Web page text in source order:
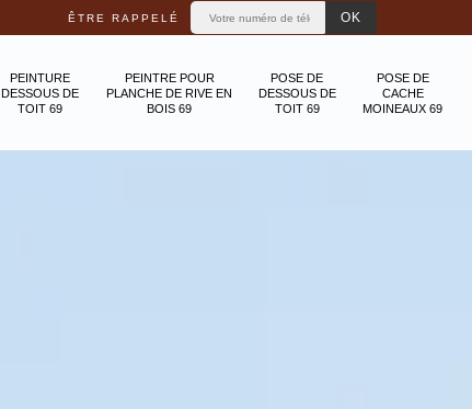
ÊTRE RAPPELÉ
PEINTURE
DESSOUS DE
TOIT 69
PEINTRE POUR
PLANCHE DE RIVE EN
BOIS 69
POSE DE
DESSOUS DE
TOIT 69
POSE DE
CACHE
MOINEAUX 69